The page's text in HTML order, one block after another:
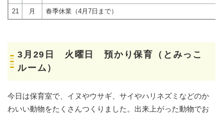
21 月 春季休業（4月7日まで）
3月29日 火曜日 預かり保育（とみっこ
ルーム）
今日は保育室で、イヌやウサギ、サイやハリネズミなどのか
わいい動物をたくさんつくりました。出来上がった動物でお